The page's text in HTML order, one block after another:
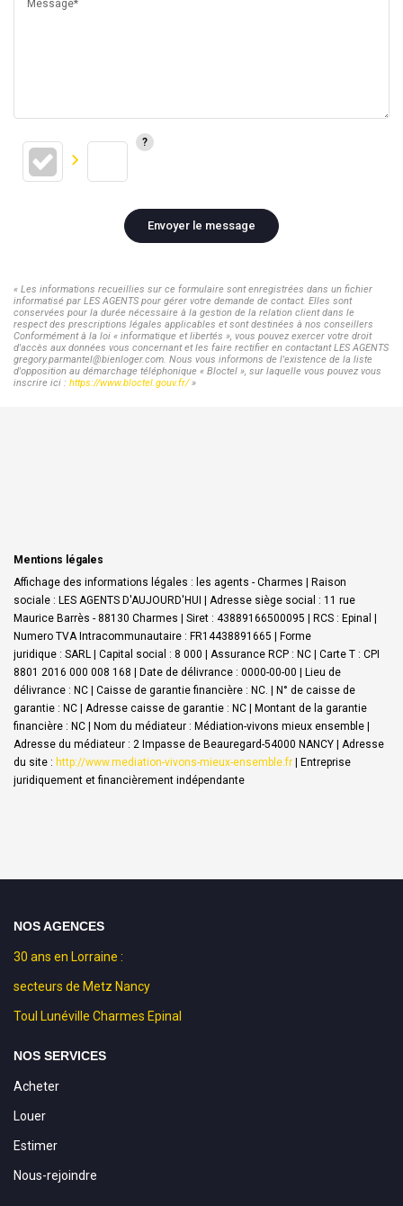
Message*
Envoyer le message
« Les informations recueillies sur ce formulaire sont enregistrées dans un fichier
informatisé par LES AGENTS pour gérer votre demande de contact. Elles sont
conservées pour la durée nécessaire à la gestion de la relation client dans le
respect des prescriptions légales applicables et sont destinées à nos conseillers
Conformément à la loi « informatique et libertés », vous pouvez exercer votre droit
d'accès aux données vous concernant et les faire rectifier en contactant LES AGENTS
gregory.parmantel@bienloger.com. Nous vous informons de l'existence de la liste
d'opposition au démarchage téléphonique « Bloctel », sur laquelle vous pouvez vous
inscrire ici : https://www.bloctel.gouv.fr/»
Mentions légales
Affichage des informations légales : les agents - Charmes | Raison
sociale : LES AGENTS D'AUJOURD'HUI | Adresse siège social : 11 rue
Maurice Barrès - 88130 Charmes | Siret : 43889166500095 | RCS : Epinal |
Numero TVA Intracommunautaire : FR14438891665 | Forme
juridique : SARL | Capital social : 8 000 | Assurance RCP : NC | Carte T : CPI
8801 2016 000 008 168 | Date de délivrance : 0000-00-00 | Lieu de
délivrance : NC | Caisse de garantie financière : NC. | N° de caisse de
garantie : NC | Adresse caisse de garantie : NC | Montant de la garantie
financière : NC | Nom du médiateur : Médiation-vivons mieux ensemble |
Adresse du médiateur : 2 Impasse de Beauregard-54000 NANCY | Adresse
du site : http://www.mediation-vivons-mieux-ensemble.fr | Entreprise
juridiquement et financièrement indépendante
NOS AGENCES
30 ans en Lorraine :
secteurs de Metz Nancy
Toul Lunéville Charmes Epinal
NOS SERVICES
Acheter
Louer
Estimer
Nous-rejoindre